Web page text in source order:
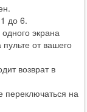
до 6.
экрана
от вашего
возврат в
переключаться на